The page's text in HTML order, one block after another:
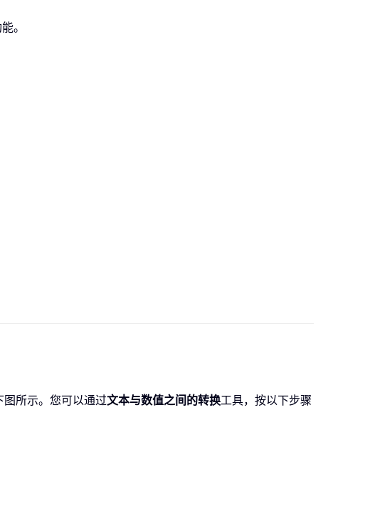
。
所示。您可以通过文本与数值之间的转换工具，按以下步骤